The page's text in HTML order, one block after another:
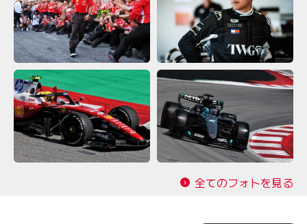
全てのフォトを見る